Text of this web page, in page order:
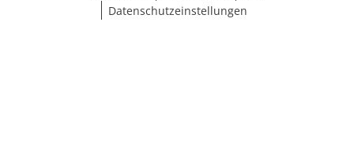
Datenschutzeinstellungen